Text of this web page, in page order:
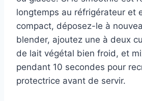
longtemps au réfrigérateur et
compact, déposez-le à
blender, ajoutez une à deux
de lait végétal bien froid, et
pendant 10 secondes pour
protectrice avant de servir.